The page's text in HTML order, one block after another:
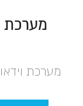
מערכת
מערכת